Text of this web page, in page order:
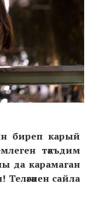
биреп карый
тәкъдим
да карамаган
Теләгәнен сайла